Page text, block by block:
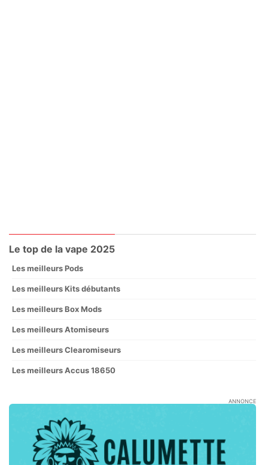
Le top de la vape 2025
Les meilleurs Pods
Les meilleurs Kits débutants
Les meilleurs Box Mods
Les meilleurs Atomiseurs
Les meilleurs Clearomiseurs
Les meilleurs Accus 18650
ANNONCE